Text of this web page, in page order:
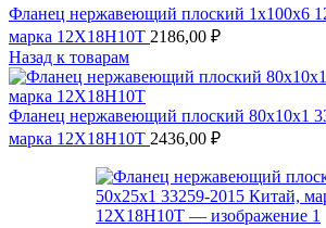
Фланец нержавеющий плоский 1х100х6
марка 12Х18Н10Т 2186,00 ₽
Назад к товарам
Фланец нержавеющий плоский 80х10х1
марка 12Х18Н10Т 2436,00 ₽